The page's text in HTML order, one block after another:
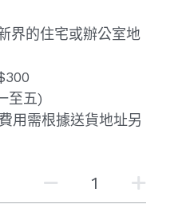
界的住宅或辦公室地
至五)
用需根據送貨地址另